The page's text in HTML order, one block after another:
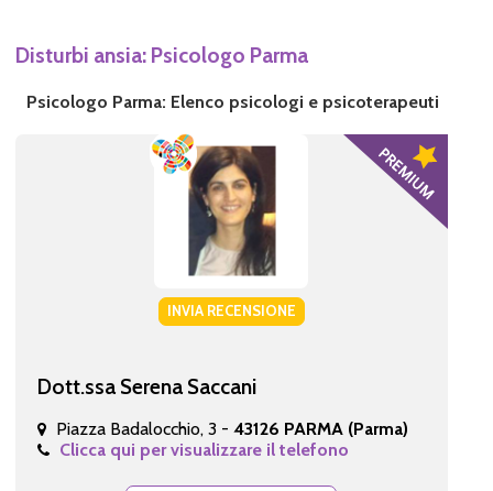
Disturbi ansia: Psicologo Parma
Psicologo Parma: Elenco psicologi e psicoterapeuti
INVIA RECENSIONE
Dott.ssa Serena Saccani
Piazza Badalocchio, 3 - 43126 PARMA (Parma)
Clicca qui per visualizzare il telefono